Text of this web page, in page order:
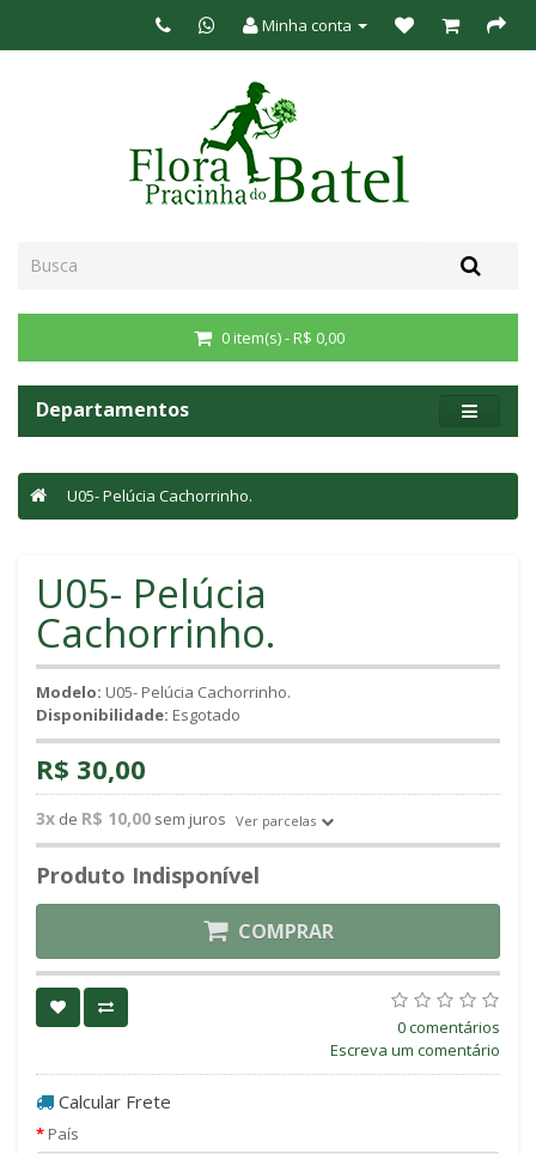
Minha conta
0 item(s) - R$ 0,00
Departamentos
U05- Pelúcia Cachorrinho.
U05- Pelúcia
Cachorrinho.
Modelo: U05- Pelúcia Cachorrinho.
Disponibilidade: Esgotado
R$ 30,00
3x de R$ 10,00 sem juros Ver parcelas
Produto Indisponível
COMPRAR
0 comentários
Escreva um comentário
Calcular Frete
País